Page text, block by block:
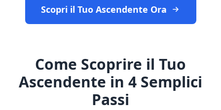
Scopri il Tuo Ascendente Ora
Come Scoprire il Tuo
Ascendente in 4 Semplici
Passi